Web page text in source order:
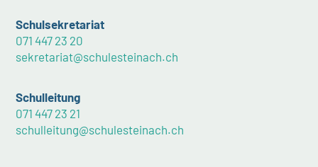
Schulsekretariat
071 447 23 20
sekretariat@schulesteinach.ch
Schulleitung
071 447 23 21
schulleitung@schulesteinach.ch